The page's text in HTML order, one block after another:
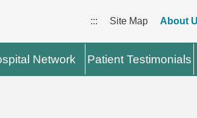
::: Site Map About
Network Patient Testimonials